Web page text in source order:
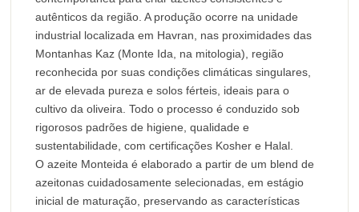
autênticos da região. A produção ocorre na unidade
industrial localizada em Havran, nas proximidades das
Montanhas Kaz (Monte Ida, na mitologia), região
reconhecida por suas condições climáticas singulares,
ar de elevada pureza e solos férteis, ideais para o
cultivo da oliveira. Todo o processo é conduzido sob
rigorosos padrões de higiene, qualidade e
sustentabilidade, com certificações Kosher e Halal.
O azeite Monteida é elaborado a partir de um blend de
azeitonas cuidadosamente selecionadas, em estágio
inicial de maturação, preservando as características